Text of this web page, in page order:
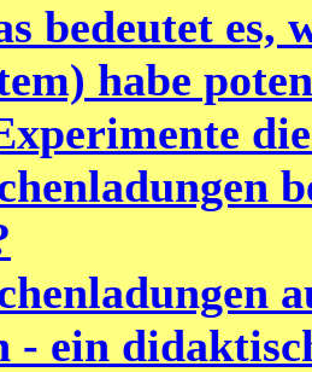
bedeutet
habe
- ein